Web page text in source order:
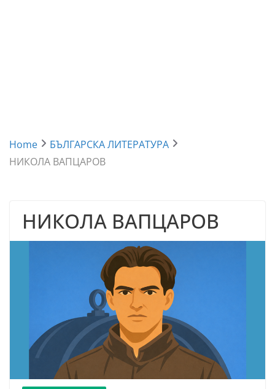
Home
БЪЛГАРСКА ЛИТЕРАТУРА
НИКОЛА ВАПЦАРОВ
НИКОЛА ВАПЦАРОВ